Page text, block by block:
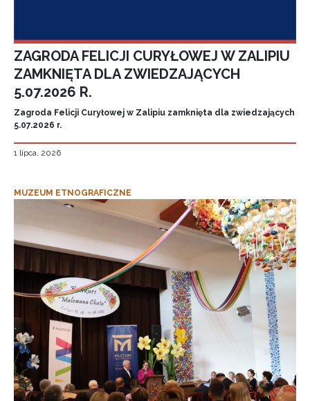
ZAGRODA FELICJI CURYŁOWEJ W ZALIPIU
ZAMKNIĘTA DLA ZWIEDZAJĄCYCH
5.07.2026 R.
Zagroda Felicji Curyłowej w Zalipiu zamknięta dla zwiedzających
5.07.2026 r.
1 lipca, 2026
MUZEUM ETNOGRAFICZNE